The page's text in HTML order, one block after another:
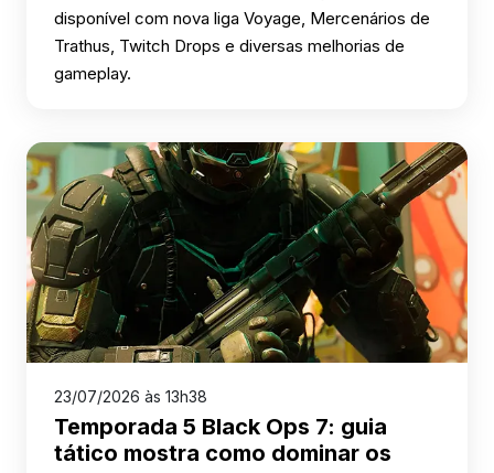
disponível com nova liga Voyage, Mercenários de
Trathus, Twitch Drops e diversas melhorias de
gameplay.
23/07/2026 às 13h38
Temporada 5 Black Ops 7: guia
tático mostra como dominar os